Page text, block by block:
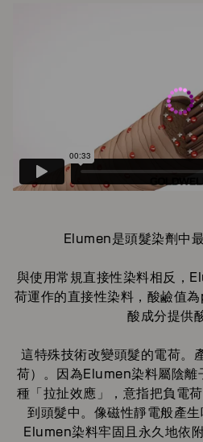
Elumen是頭髮染劑中
與使用常規直接性染料相反，
荷運作的直接性染料，酸鹼值
酸成分提供
這特殊技術改變頭髮的電荷。
荷）。因為Elumen染料屬陰離
種「拉扯效應」，意指把負電
到頭髮中。像磁性靜電般產
Elumen染料牢固且永久地依